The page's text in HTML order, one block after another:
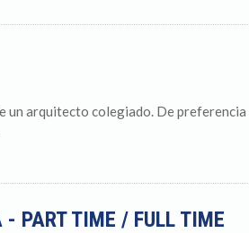
un arquitecto colegiado. De preferencia
- PART TIME / FULL TIME